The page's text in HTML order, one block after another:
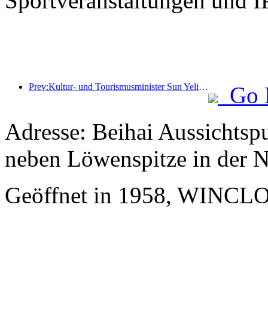
Prev:Kultur- und Tourismusminister Sun Yeli: Den Aufbau eines Tourismuszentrums fördern und das Angebot an qualitativ hochwertigen Tourismusprodukten erweitern.
Go
Adresse: Beihai
neben Löwenspitze in der
Geöffnet in 1958,